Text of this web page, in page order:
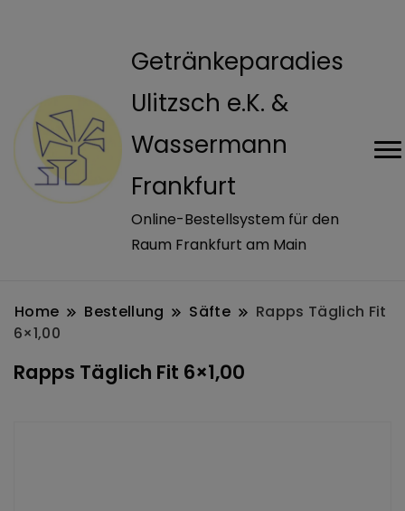
Getränkeparadies
Ulitzsch e.K. &
Wassermann
Frankfurt
Online-Bestellsystem für den
Raum Frankfurt am Main
Home Bestellung Säfte
Rapps Täglich Fit
6×1,00
Rapps Täglich Fit 6×1,00